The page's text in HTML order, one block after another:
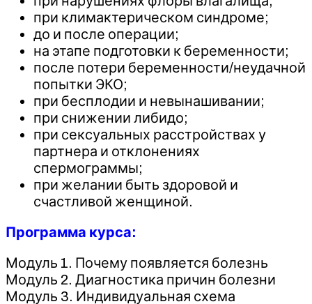
при климактерическом синдроме;
до и после операции;
на этапе подготовки к беременности;
после потери беременности/неудачной
попытки ЭКО;
при бесплодии и невынашивании;
при снижении либидо;
при сексуальных расстройствах у
партнера и отклонениях
спермограммы;
при желании быть здоровой и
счастливой женщиной.
Программа курса:
Модуль 1. Почему появляется болезнь
Модуль 2. Диагностика причин болезни
Модуль 3. Индивидуальная схема